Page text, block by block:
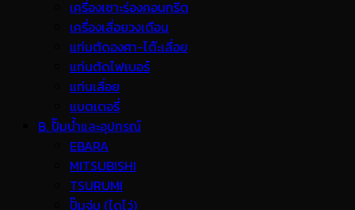
เครื่องเซาะร่องคอนกรีต
เครื่องเลื่อยวงเดือน
แท่นตัดองศา-โต๊ะเลื่อย
แท่นตัดไฟเบอร์
แท่นเลื่อย
แบตเตอรี่
B. ปั๊มน้ำและอุปกรณ์
EBARA
MITSUBISHI
TSURUMI
ปั๊มจุ่ม (ไดโว่)